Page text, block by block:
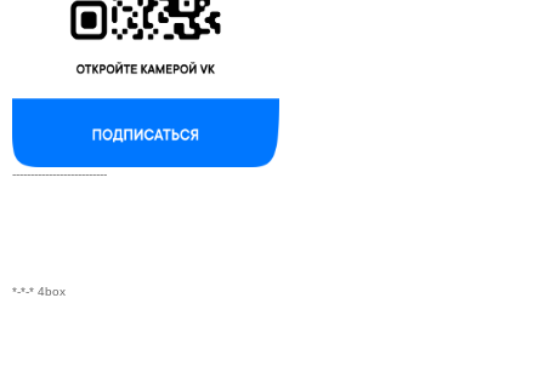
--------------------------
*-*-* 4box